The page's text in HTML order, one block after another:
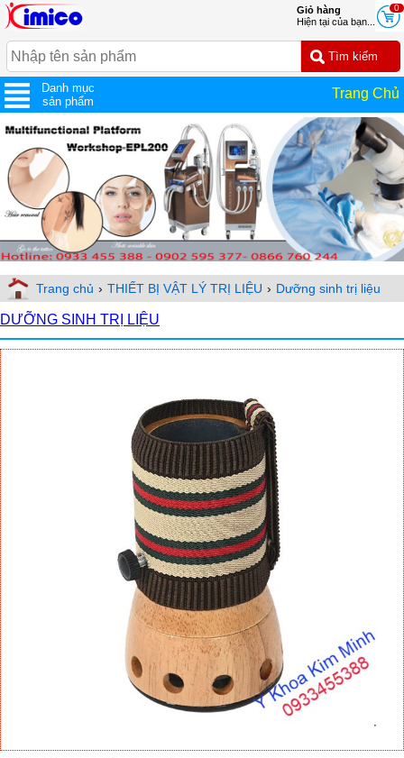
0
Giỏ hàng
Hiện tại của bạn...
Danh mục
sản phẩm
Trang Chủ
Trang chủ › THIẾT BỊ VẬT LÝ TRỊ LIỆU › Dưỡng sinh trị liệu
DƯỠNG SINH TRỊ LIỆU